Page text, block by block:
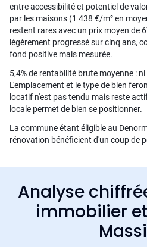
entre accessibilité et potentiel de
par les maisons (1 438 €/m² en
restent rares avec un prix moyen de
légèrement progressé sur cinq ans,
fond positive mais mesurée.
5,4% de rentabilité brute moyenne :
L'emplacement et le type de bien
locatif n'est pas tendu mais reste
locale permet de bien se positionner.
La commune étant éligible au
rénovation bénéficient d'un coup de
Analyse
immobilier